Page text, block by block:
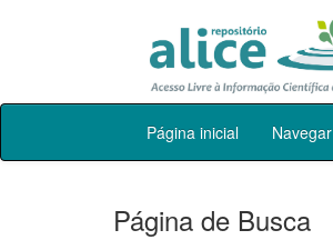
Skip
Página inicial Navegar
Página de Busca